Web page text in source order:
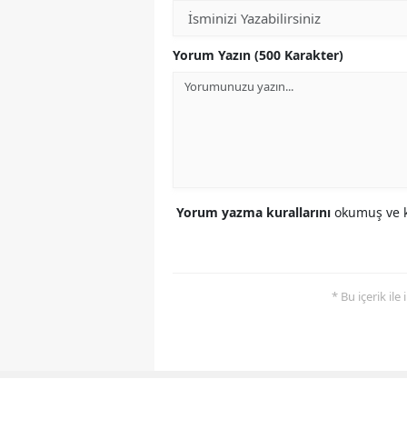
Yorum Yazın (500 Karakter)
Yorum yazma kurallarını okumuş ve
* Bu içerik ile